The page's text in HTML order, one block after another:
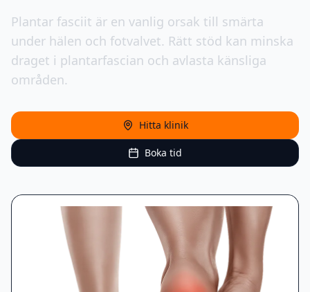
Plantar fasciit är en vanlig orsak till smärta
under hälen och fotvalvet. Rätt stöd kan minska
draget i plantarfascian och avlasta känsliga
områden.
Hitta klinik
Boka tid